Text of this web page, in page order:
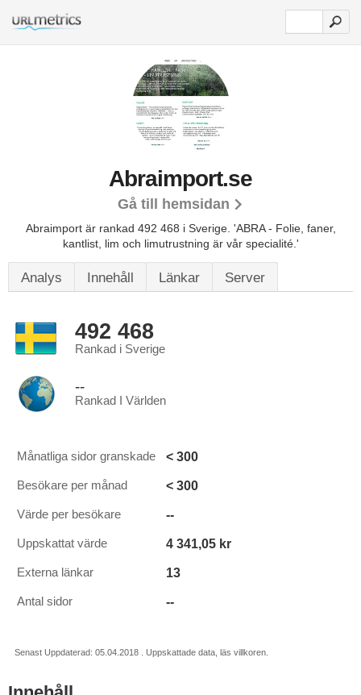
Abraimport.se
Gå till hemsidan
Abraimport är rankad 492 468 i Sverige. 'ABRA - Folie, faner,
kantlist, lim och limutrustning är vår specialité.'
Analys Innehåll Länkar Server
492 468
Rankad i Sverige
--
Rankad I Världen
Månatliga sidor granskade < 300
Besökare per månad < 300
Värde per besökare --
Uppskattat värde 4 341,05 kr
Externa länkar 13
Antal sidor --
Senast Uppdaterad: 05.04.2018 . Uppskattade data, läs villkoren.